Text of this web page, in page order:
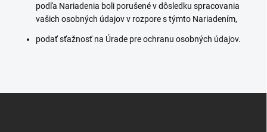
podľa Nariadenia boli porušené v dôsledku spracovania
vašich osobných údajov v rozpore s týmto Nariadením,
podať sťažnosť na Úrade pre ochranu osobných údajov.